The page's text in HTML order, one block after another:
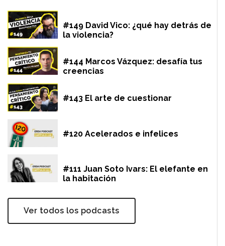
#149 David Vico: ¿qué hay detrás de
la violencia?
#144 Marcos Vázquez: desafía tus
creencias
#143 El arte de cuestionar
#120 Acelerados e infelices
#111 Juan Soto Ivars: El elefante en
la habitación
Ver todos los podcasts